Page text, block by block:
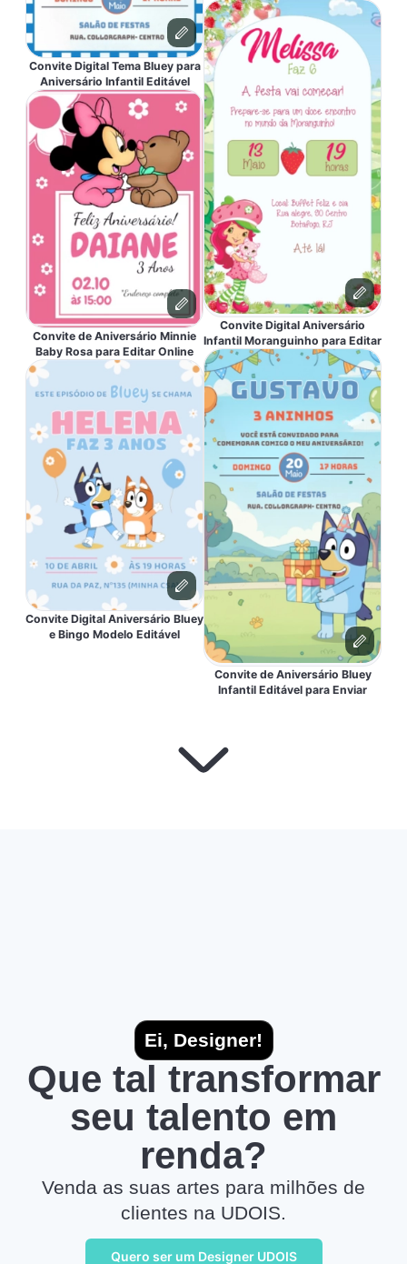
Convite Digital Tema Bluey para
Aniversário Infantil Editável
Convite de Aniversário Minnie
Baby Rosa para Editar Online
Convite Digital Aniversário Bluey
e Bingo Modelo Editável
Convite Digital Aniversário
Infantil Moranguinho para Editar
Convite de Aniversário Bluey
Infantil Editável para Enviar
Ei, Designer!
Que tal transformar
seu talento em
renda?
Venda as suas artes para milhões de
clientes na UDOIS.
Quero ser um Designer UDOIS